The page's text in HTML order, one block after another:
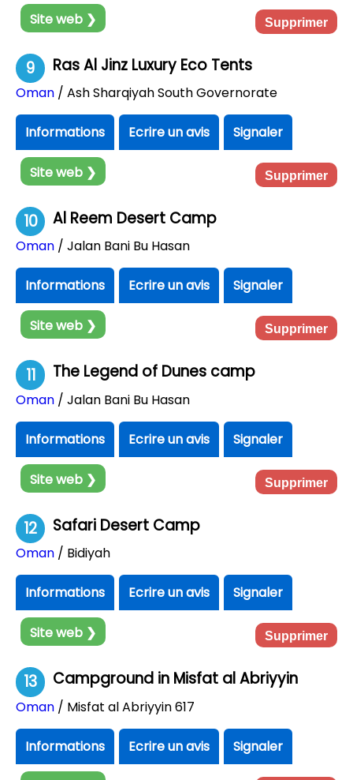
Site web ❯ Supprimer
9 Ras Al Jinz Luxury Eco Tents
Oman / Ash Sharqiyah South Governorate
Informations Ecrire un avis Signaler
Site web ❯ Supprimer
10 Al Reem Desert Camp
Oman / Jalan Bani Bu Hasan
Informations Ecrire un avis Signaler
Site web ❯ Supprimer
11 The Legend of Dunes camp
Oman / Jalan Bani Bu Hasan
Informations Ecrire un avis Signaler
Site web ❯ Supprimer
12 Safari Desert Camp
Oman / Bidiyah
Informations Ecrire un avis Signaler
Site web ❯ Supprimer
13 Campground in Misfat al Abriyyin
Oman / Misfat al Abriyyin 617
Informations Ecrire un avis Signaler